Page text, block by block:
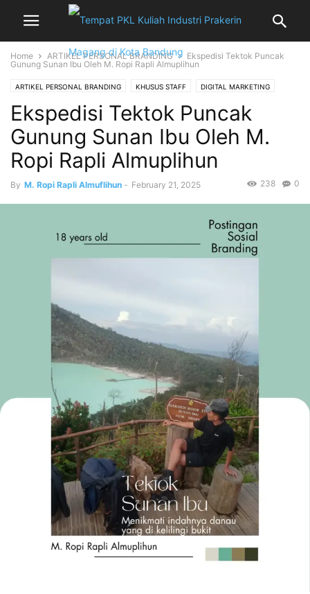
Home ARTIKEL PERSONAL BRANDING
Ekspedisi Tektok Puncak
Gunung Sunan Ibu Oleh M. Ropi Rapli Almuplihun
ARTIKEL PERSONAL BRANDING KHUSUS STAFF DIGITAL MARKETING
KEHIDUPAN PKL PROJECT PKL PENULISAN BUKU PROGRAM PKL / KI
PKL KULIAH INDUSTRI SISWA PROFIL PESERTA PKL KULIAH INDUSTRI
Uncategorized WEBSITE ADMIN DAN DEVELOPER
Ekspedisi Tektok Puncak
Gunung Sunan Ibu Oleh M.
Ropi Rapli Almuplihun
By M. Ropi Rapli Almuflihun - February 21, 2025 0
238